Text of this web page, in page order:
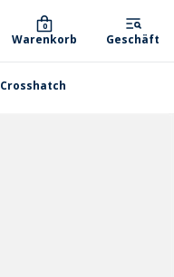
Warenkorb
0
Geschäft
Crosshatch